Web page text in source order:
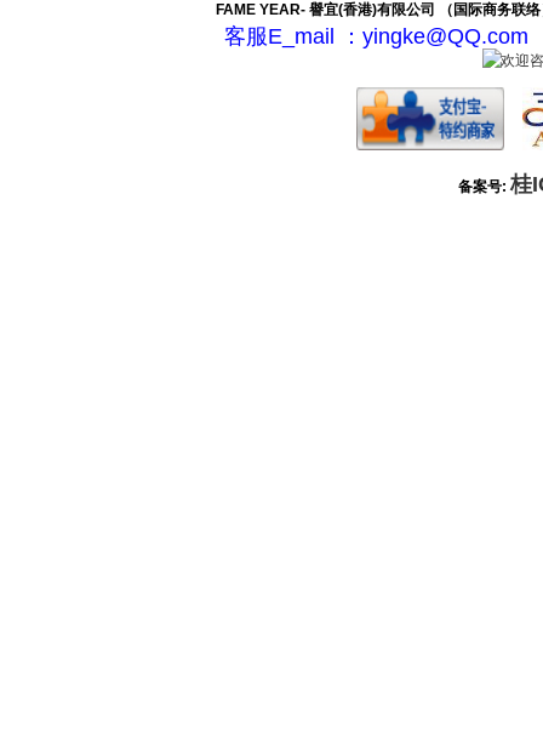
FAME YEAR- 譽宜(香港)有限公司 （国际商务联
客服E_mail ：
备案号:桂